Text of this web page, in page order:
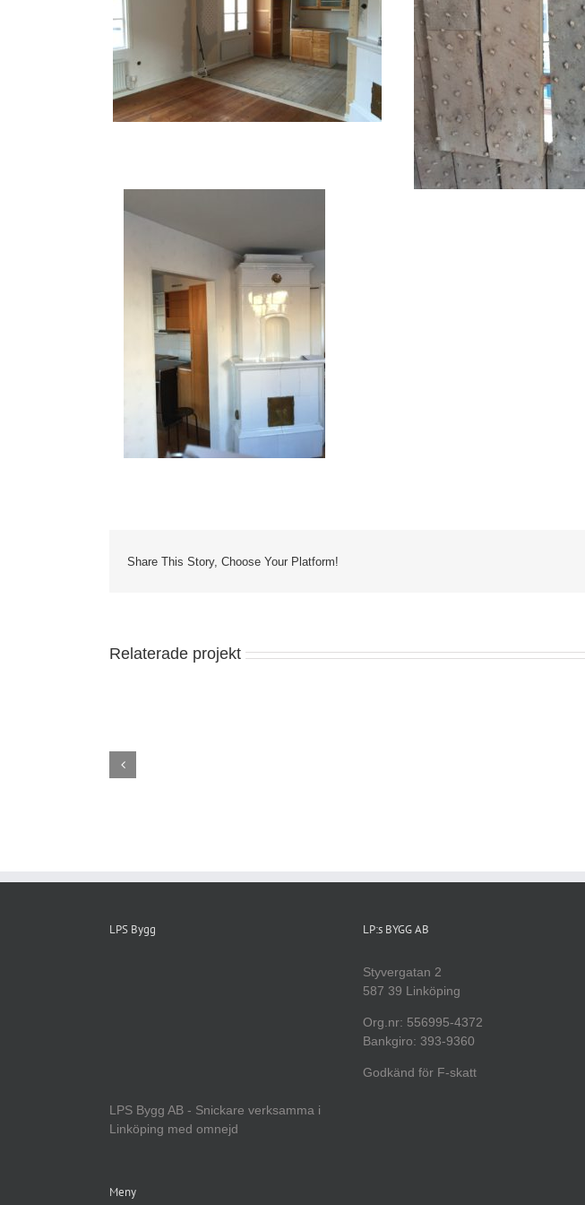
Share This Story, Choose Your Platform!
Relaterade projekt
LPS Bygg
LPS Bygg AB - Snickare verksamma i
Linköping med omnejd
Meny
LP:s BYGG AB
Styvergatan 2
587 39 Linköping
Org.nr: 556995-4372
Bankgiro: 393-9360
Godkänd för F-skatt